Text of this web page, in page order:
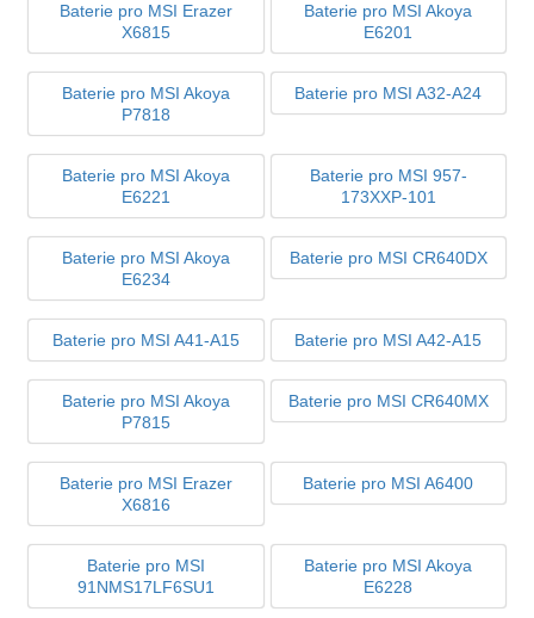
Baterie pro MSI Erazer
X6815
Baterie pro MSI Akoya
E6201
Baterie pro MSI Akoya
P7818
Baterie pro MSI A32-A24
Baterie pro MSI Akoya
E6221
Baterie pro MSI 957-
173XXP-101
Baterie pro MSI Akoya
E6234
Baterie pro MSI CR640DX
Baterie pro MSI A41-A15 Baterie pro MSI A42-A15
Baterie pro MSI Akoya
P7815
Baterie pro MSI CR640MX
Baterie pro MSI Erazer
X6816
Baterie pro MSI A6400
Baterie pro MSI
91NMS17LF6SU1
Baterie pro MSI Akoya
E6228